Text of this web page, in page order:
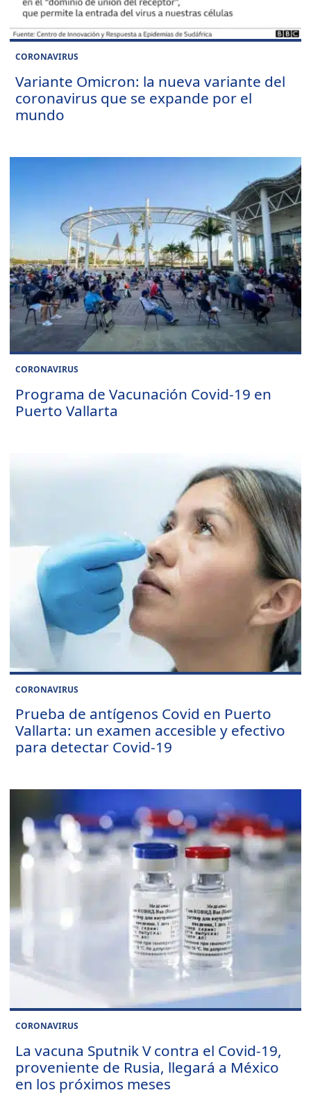
CORONAVIRUS
Variante Omicron: la nueva variante del
coronavirus que se expande por el
mundo
CORONAVIRUS
Programa de Vacunación Covid-19 en
Puerto Vallarta
CORONAVIRUS
Prueba de antígenos Covid en Puerto
Vallarta: un examen accesible y efectivo
para detectar Covid-19
CORONAVIRUS
La vacuna Sputnik V contra el Covid-19,
proveniente de Rusia, llegará a México
en los próximos meses